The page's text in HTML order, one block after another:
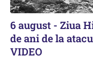
6 august - Ziua
de ani de la
VIDEO